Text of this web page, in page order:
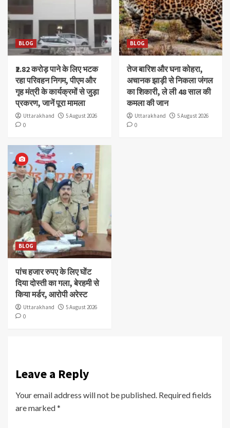
BLOG
₹2.82 करोड़ पाने के लिए भटक
रहा परिवहन निगम, पीएम और
गृह मंत्री के कार्यक्रमों से जुड़ा
प्रकरण, जानें पूरा मामला
Uttarakhand
5 August 2026
0
BLOG
तेज बारिश और घना कोहरा,
अचानक झाड़ी से निकला जंगल
का शिकारी, ले ली 48 साल की
कमला की जान
Uttarakhand
5 August 2026
0
BLOG
पांच हजार रुपए के लिए घोंट
दिया दोस्ती का गला, बेरहमी से
किया मर्डर, आरोपी अरेस्ट
Uttarakhand
5 August 2026
0
Leave a Reply
Your email address will not be published. Required fields
are marked*